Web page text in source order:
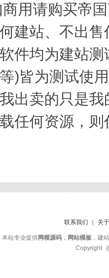
用请购买帝
建站、不出
件均为建站
)皆为测试使
出卖的只是
任何资源，
联系我们 关
本站专业提供网模源码 ， 网站模板 ，建
Copyright